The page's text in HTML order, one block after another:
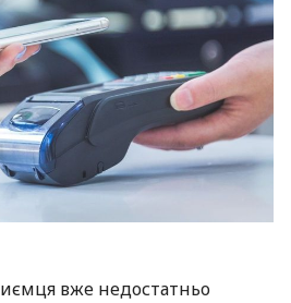
вже недостатньо